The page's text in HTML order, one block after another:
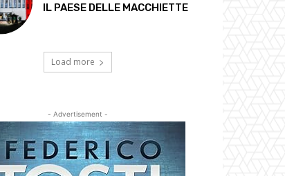
IL PAESE DELLE MACCHIETTE
Load more
- Advertisement -